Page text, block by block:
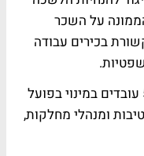
על השכר
בכירים עבודה
באוגוסט 2010 הועסקו ברשות כ-50 עובדים במינוי בפועל
ומנהלי מחלקות,